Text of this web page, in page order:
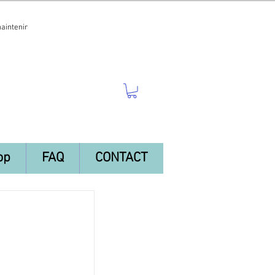
FAQ CONTACT